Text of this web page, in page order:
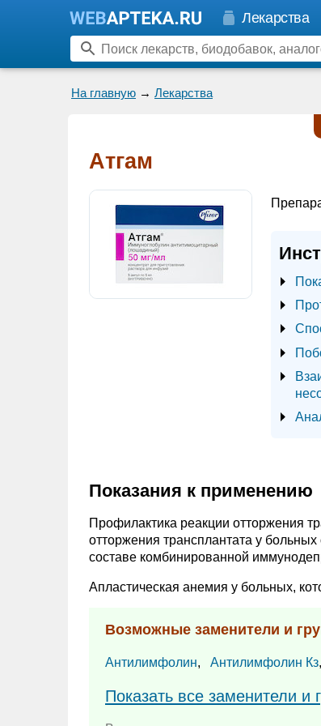
Лекарства
На главную → Лекарства
Атгам
Показания к применению
Профилактика реакции отторжения
отторжения трансплантата у
составе комбинированной
Апластическая анемия у больных,
Возможные заменители и
Антилимфолин, Антилимфолин Кз,
Показать все заменители и